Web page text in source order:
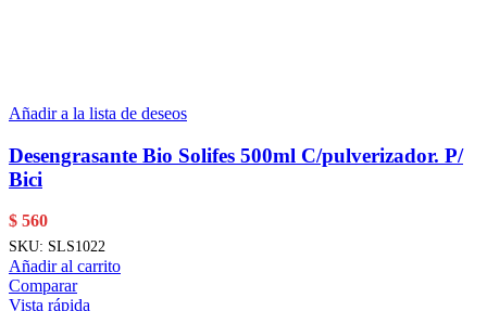
Añadir a la lista de deseos
Desengrasante Bio Solifes 500ml C/pulverizador. P/
Bici
$ 560
SKU: SLS1022
Añadir al carrito
Comparar
Vista rápida